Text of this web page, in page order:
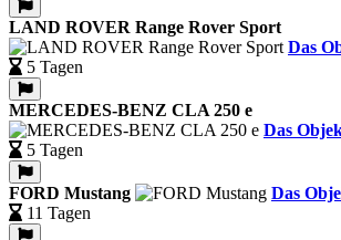
LAND ROVER Range Rover Sport
Das
5 Tagen
MERCEDES-BENZ CLA 250 e
Das
5 Tagen
FORD Mustang
Das
11 Tagen